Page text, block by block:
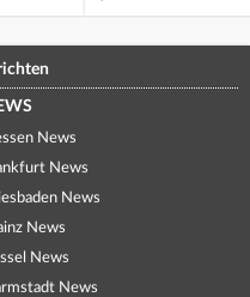
News
News
News
News
News
News